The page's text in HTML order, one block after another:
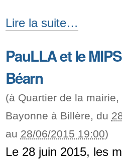
Alternatiba
le
compte-
rendu
-
Lire la suite…
PauLLA et le
Béarn
(à Quartier de la mairie,
Bayonne à Billère , du
au 28/06/2015 19:00)
Le 28 juin 2015, les